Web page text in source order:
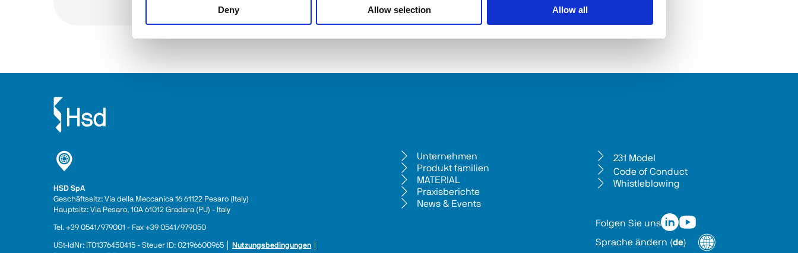
Deny Allow selection Allow all
Alles sehen
HSD SpA
Geschäftssitz: Via della Meccanica 16 61122 Pesaro (Italy)
Hauptsitz: Via Pesaro, 10A 61012 Gradara (PU) - Italy
Tel. +39 0541/979001 - Fax +39 0541/979050
USt-IdNr: IT01376450415 - Steuer ID: 02196600965 │ Nutzungsbedingungen
Unternehmen
Produkt familien
MATERIAL
Praxisberichte
News & Events
231 Model
Code of Conduct
Whistleblowing
Folgen Sie uns
Sprache ändern (de)